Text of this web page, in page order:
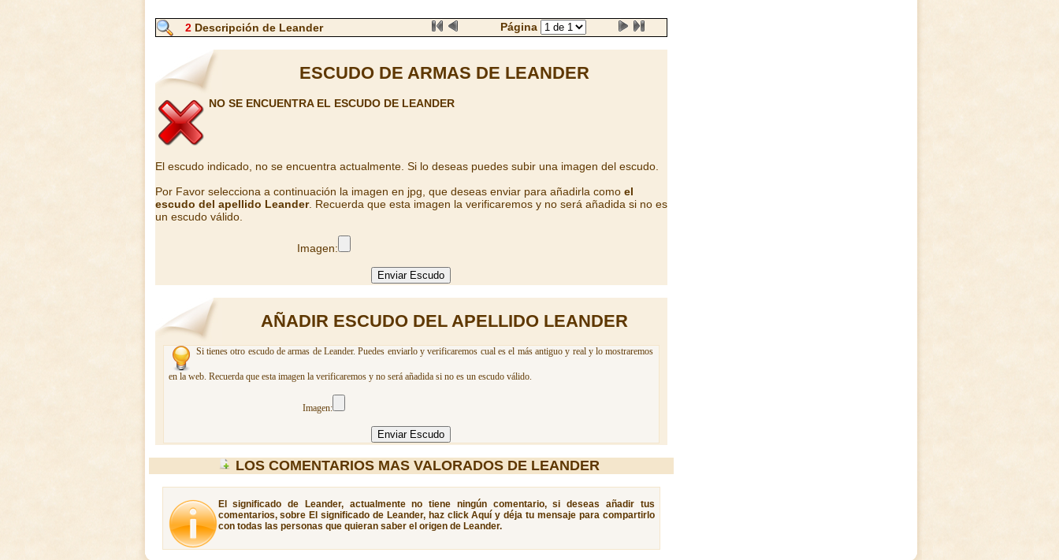
2Descripción de Leander Página
ESCUDO DE ARMAS DE LEANDER
NO SE ENCUENTRA EL ESCUDO DE LEANDER
El escudo indicado, no se encuentra actualmente. Si lo deseas puedes subir una imagen del escudo.
Por Favor selecciona a continuación la imagen en jpg, que deseas enviar para añadirla como el
escudo del apellido Leander. Recuerda que esta imagen la verificaremos y no será añadida si no es
un escudo válido.
Imagen:
AÑADIR ESCUDO DEL APELLIDO LEANDER
Si tienes otro escudo de armas de Leander. Puedes enviarlo y verificaremos cual es el más antiguo y real y lo mostraremos
en la web. Recuerda que esta imagen la verificaremos y no será añadida si no es un escudo válido.
Imagen:
LOS COMENTARIOS MAS VALORADOS DE LEANDER
El significado de Leander, actualmente no tiene ningún comentario, si deseas añadir tus
comentarios, sobre El significado de Leander, haz click Aquí y déja tu mensaje para compartirlo
con todas las personas que quieran saber el origen de Leander.